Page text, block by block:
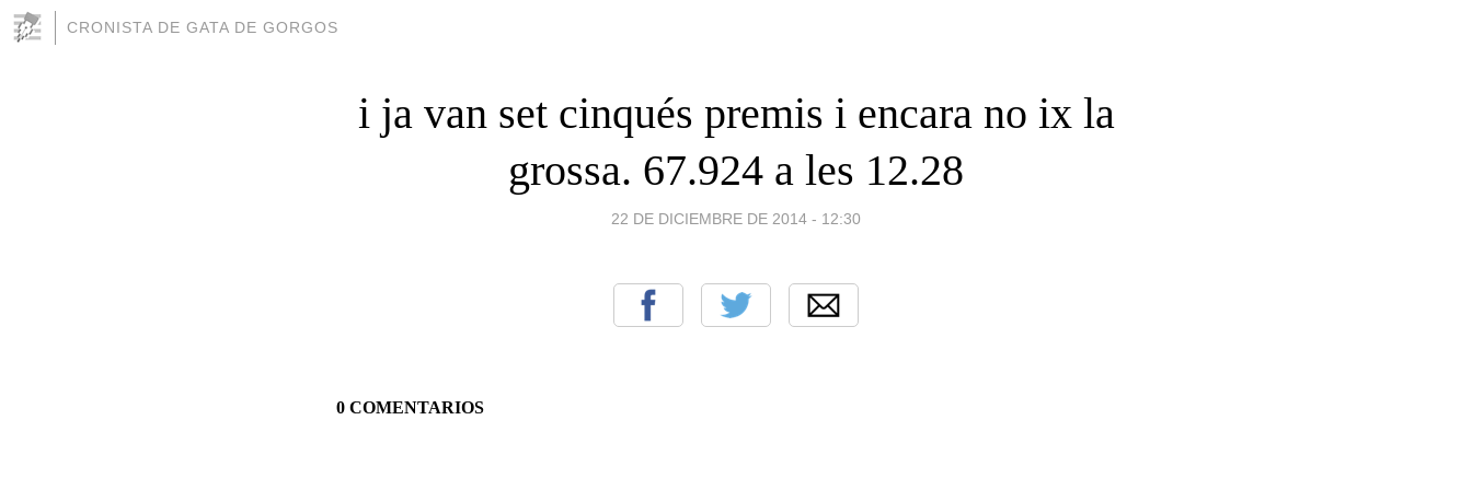
CRONISTA DE GATA DE GORGOS
i ja van set cinqués premis i encara no ix la
grossa. 67.924 a les 12.28
22 DE DICIEMBRE DE 2014 - 12:30
0 COMENTARIOS